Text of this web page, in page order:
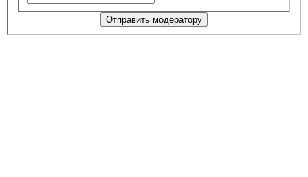
Отправить модератору